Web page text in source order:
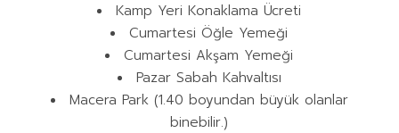
Kamp Yeri Konaklama Ücreti
Cumartesi Öğle Yemeği
Cumartesi Akşam Yemeği
Pazar Sabah Kahvaltısı
Macera Park (1.40 boyundan büyük olanlar
binebilir.)